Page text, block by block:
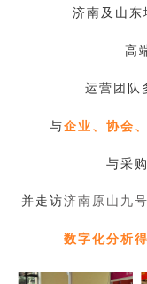
济南及山
高
运营团队
与企业、协会
与采
并走访济南原山九
数字化分析